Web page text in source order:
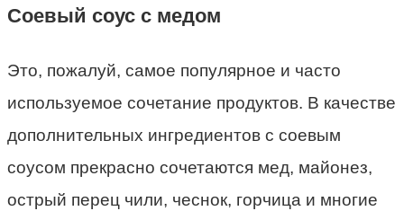
Соевый соус с медом
Это, пожалуй, самое популярное и часто
используемое сочетание продуктов. В качестве
дополнительных ингредиентов с соевым
соусом прекрасно сочетаются мед, майонез,
острый перец чили, чеснок, горчица и многие